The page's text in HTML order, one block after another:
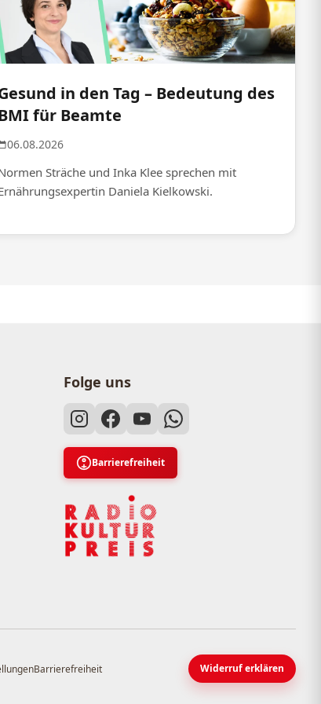
in den Tag – Bedeutung des
für Beamte
06.08.2026
Sträche und Inka Klee sprechen mit
Daniela Kielkowski.
Folge uns
Barrierefreiheit
Barrierefreiheit Widerruf erklären